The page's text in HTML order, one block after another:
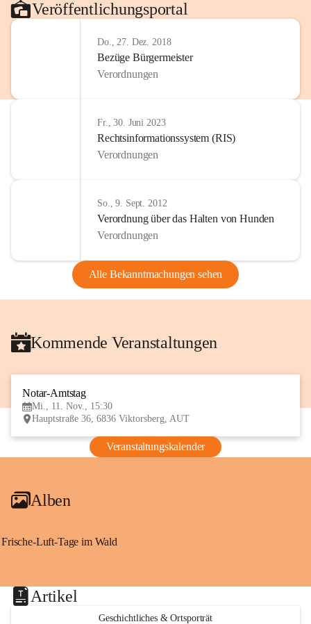
Veröffentlichungsportal
Do., 27. Dez. 2018
Bezüge Bürgermeister
Verordnungen
Fr., 30. Juni 2023
Rechtsinformationssystem (RIS)
Verordnungen
So., 9. Sept. 2012
Verordnung über das Halten von Hunden
Verordnungen
Alle Bekanntmachungen sehen
Kommende Veranstaltungen
Notar-Amtstag
Mi., 11. Nov., 15:30
Hauptstraße 36, 6836 Viktorsberg, AUT
Veranstaltungskalender
Alben
Frische-Luft-Tage im Wald
Artikel
Geschichtliches & Ortsporträt